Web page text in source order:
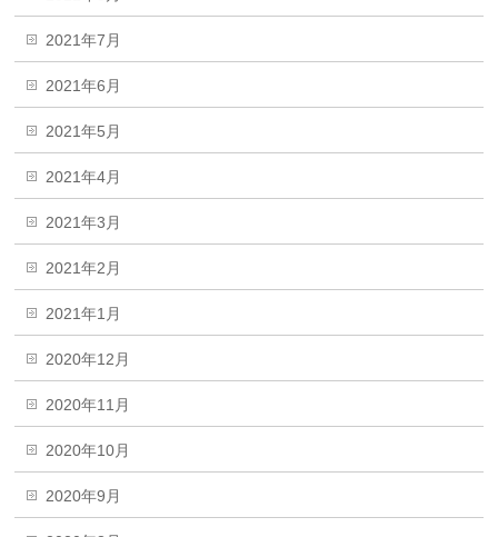
2021年7月
2021年6月
2021年5月
2021年4月
2021年3月
2021年2月
2021年1月
2020年12月
2020年11月
2020年10月
2020年9月